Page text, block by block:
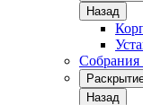
Назад
Собрания
Назад